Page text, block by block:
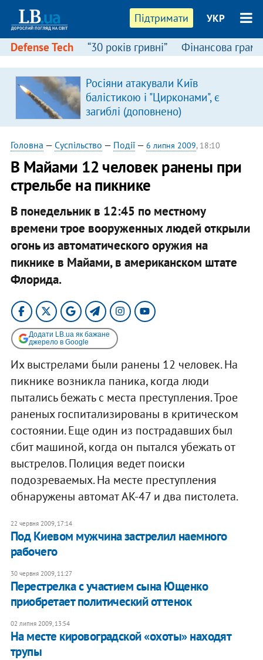
Підтримати УКР
Defense Tech “30 років гривні” Фінансова
Росіяни атакували Київ
балістикою і "Цирконами", є
загиблі (доповнено)
Головна — Суспільство — Події— 6 липня 2009, 18:10
В Майами 12 человек ранены при
стрельбе на пикнике
В понедельник в 12:45 по местному
времени трое вооруженных людей открыли
огонь из автоматического оружия на
пикнике в Майами, в американском штате
Флорида.
Додати LB.ua як бажане
джерело в Google
Их выстрелами были ранены 12 человек. На
пикнике возникла паника, когда люди
пытались бежать с места преступления. Трое
раненых госпитализированы в критическом
состоянии. Еще один из пострадавших был
сбит машиной, когда он пытался убежать от
выстрелов. Полиция ведет поиски
подозреваемых. На месте преступления
обнаружены автомат AK-47 и два пистолета.
22 червня 2009, 17:14
Под Киевом мужчина застрелил наемного
рабочего
30 червня 2009, 11:27
Перестрелка с участием сына Ющенко
приобретает политический оттенок
02 липня 2009, 13:54
На месте кировоградской «охоты» находят
трупы